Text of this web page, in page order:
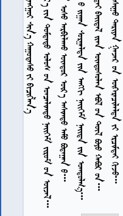
7
7
7
7
7